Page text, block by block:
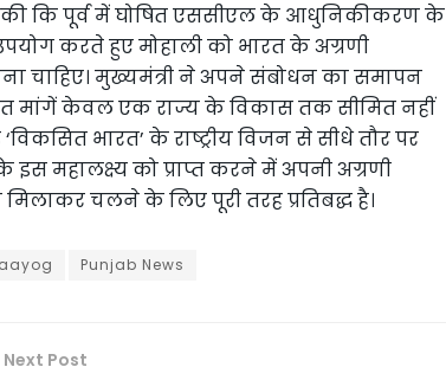
की कि पूर्व में घोषित एससीएल के आधुनिकीकरण के
करते हुए मोहाली को भारत के अग्रणी
चाहिए। मुख्यमंत्री ने अपने संबोधन का समापन
मांगें केवल एक राज्य के विकास तक सीमित नहीं
भारत’ के राष्ट्रीय विजन से सीधे तौर पर
महालक्ष्य को प्राप्त करने में अपनी अग्रणी
चलने के लिए पूरी तरह प्रतिबद्ध है।
Punjab News
Next Post